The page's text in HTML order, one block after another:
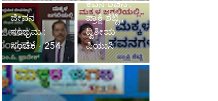
ಜೀವನ
ಸಂಭ್ರಮ :
ಸಂಚಿಕೆ - 254
ಕವನ ರಚನೆ :
ಪ್ರಾಕ್ಷಿ ಶೆಟ್ಟಿ ,
ದ್ವಿತೀಯ
ಪಿಯುಸಿ